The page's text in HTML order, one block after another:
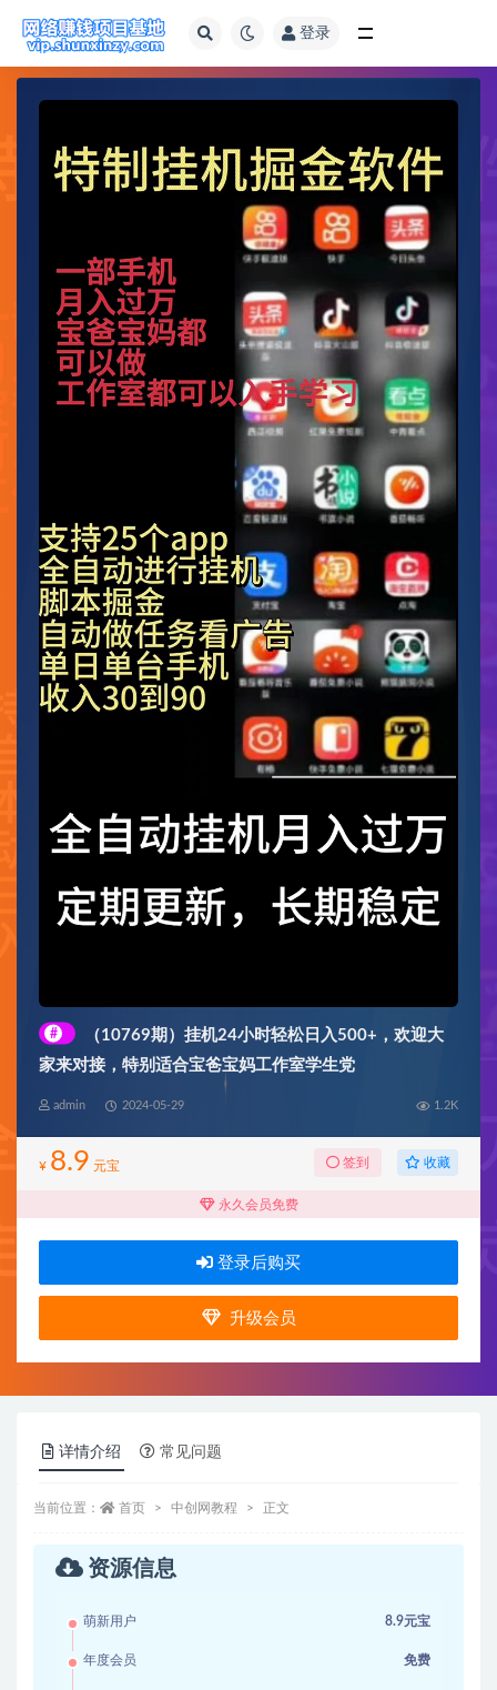
登录
#
（10769期）挂机24小时轻松日入500+，欢迎大
家来对接，特别适合宝爸宝妈工作室学生党
admin 2024-05-29 1.2K
¥ 8.9 元宝 签到 收藏
永久会员免费
登录后购买
升级会员
详情介绍 常见问题
当前位置： 首页 中创网教程 正文
资源信息
萌新用户 8.9元宝
年度会员 免费